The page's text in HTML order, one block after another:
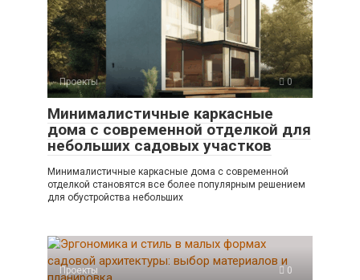
Проекты 0
Минималистичные каркасные
дома с современной отделкой для
небольших садовых участков
Минималистичные каркасные дома с современной
отделкой становятся все более популярным решением
для обустройства небольших
Проекты 0